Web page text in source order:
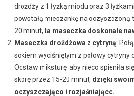
drożdży z 1 łyżką miodu oraz 3
powstałą mieszankę na oczyszczoną
20 minut, ta maseczka doskonale
Maseczka drożdżowa z cytryną:
sokiem wyciśniętym z połowy cytryny
Odstaw miksturę, aby nieco spieniła
skórę przez 15-20 minut, dzięki
oczyszczająco i rozjaśniająco.